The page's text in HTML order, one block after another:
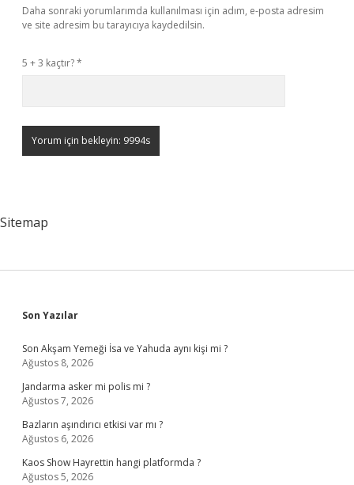
Daha sonraki yorumlarımda kullanılması için adım, e-posta adresim
ve site adresim bu tarayıcıya kaydedilsin.
5 + 3 kaçtır?*
Sitemap
Sidebar
Son Yazılar
Son Akşam Yemeği İsa ve Yahuda aynı kişi mi ?
Ağustos 8, 2026
Jandarma asker mi polis mi ?
Ağustos 7, 2026
Bazların aşındırıcı etkisi var mı ?
Ağustos 6, 2026
Kaos Show Hayrettin hangi platformda ?
Ağustos 5, 2026